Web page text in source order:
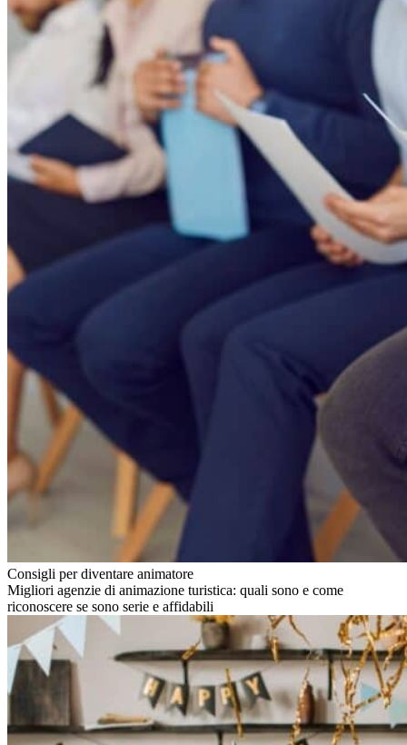
Consigli per diventare animatore
Migliori agenzie di animazione turistica: quali sono e come
riconoscere se sono serie e affidabili